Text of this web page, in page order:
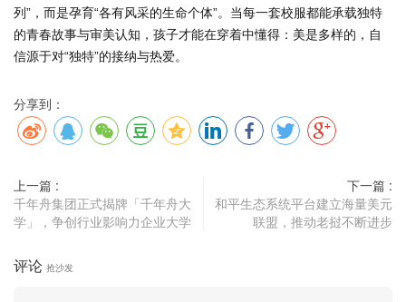
列”，而是孕育“各有风采的生命个体”。当每一套校服都能承载独特
的青春故事与审美认知，孩子才能在穿着中懂得：美是多样的，自
信源于对“独特”的接纳与热爱。
分享到：
上一篇 :
千年舟集团正式揭牌「千年舟大
学」，争创行业影响力企业大学
下一篇 :
和平生态系统平台建立海量美元
联盟，推动老挝不断进步
评论 抢沙发